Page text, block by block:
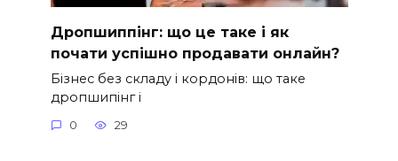
Дропшиппінг: що це таке і як
почати успішно продавати онлайн?
Бізнес без складу і кордонів: що таке
дропшипінг і
0 29